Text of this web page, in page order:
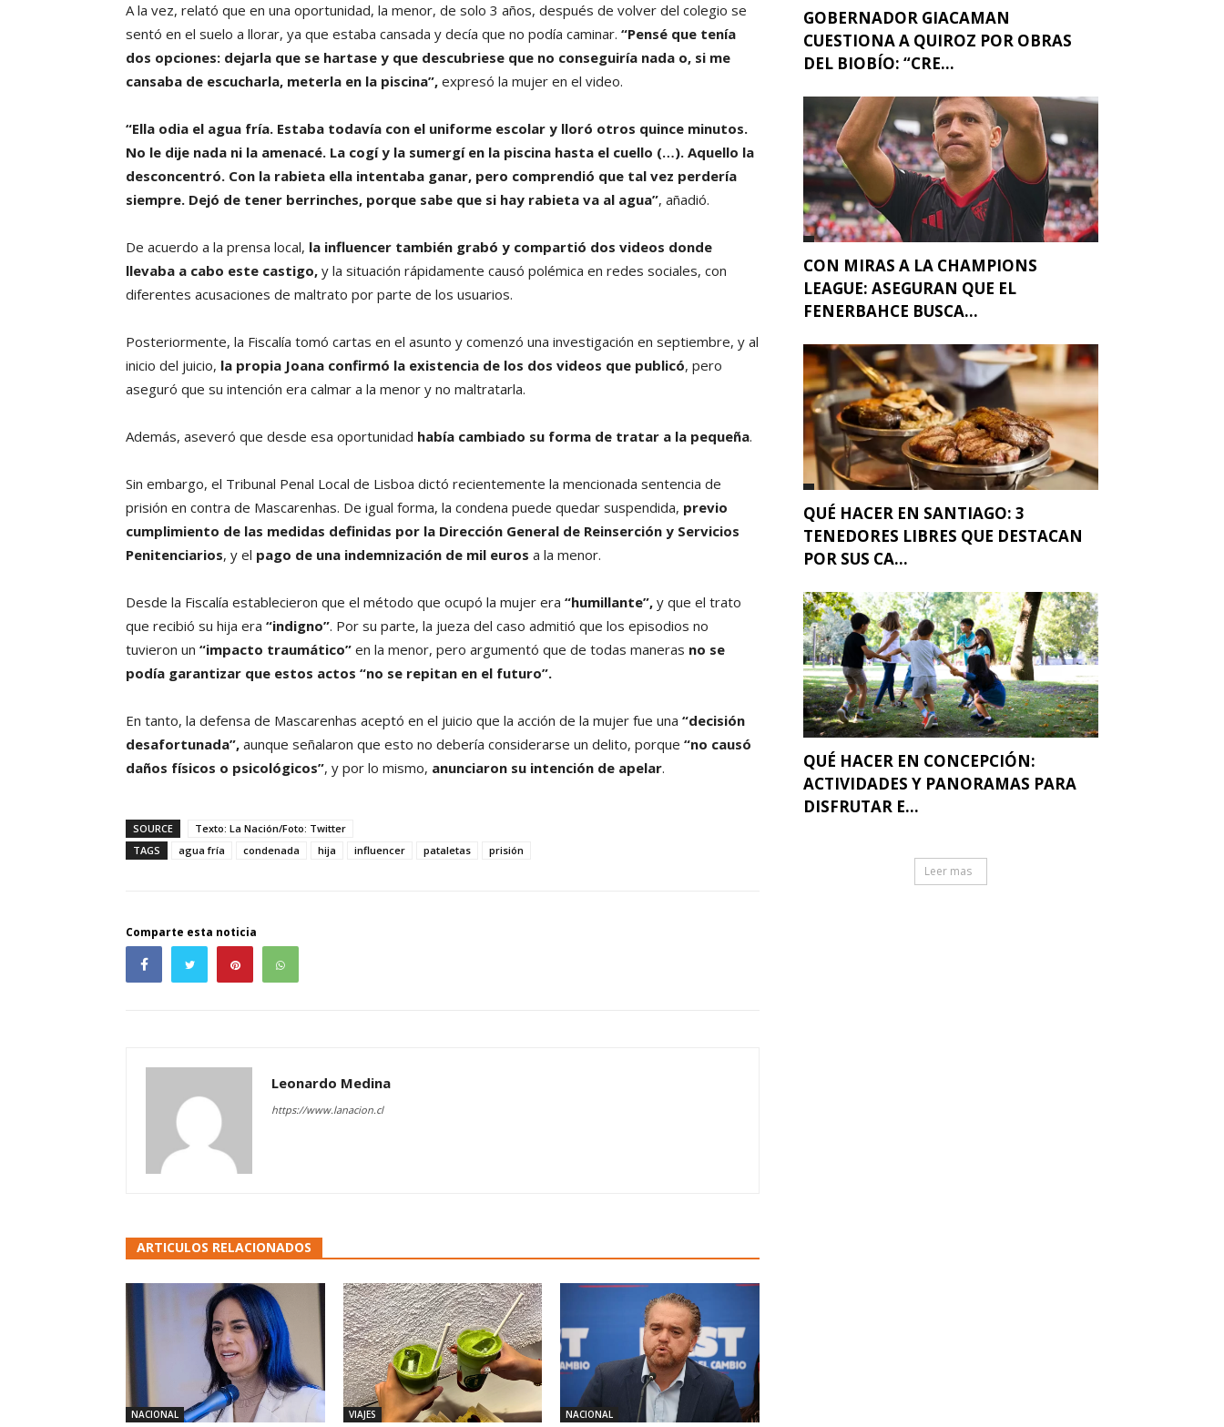
A la vez, relató que en una oportunidad, la menor, de solo 3 años, después de volver del colegio se
sentó en el suelo a llorar, ya que estaba cansada y decía que no podía caminar. “Pensé que tenía
dos opciones: dejarla que se hartase y que descubriese que no conseguiría nada o, si me
cansaba de escucharla, meterla en la piscina”, expresó la mujer en el video.
“Ella odia el agua fría. Estaba todavía con el uniforme escolar y lloró otros quince minutos.
No le dije nada ni la amenacé. La cogí y la sumergí en la piscina hasta el cuello (…). Aquello la
desconcentró. Con la rabieta ella intentaba ganar, pero comprendió que tal vez perdería
siempre. Dejó de tener berrinches, porque sabe que si hay rabieta va al agua”, añadió.
De acuerdo a la prensa local, la influencer también grabó y compartió dos videos donde
llevaba a cabo este castigo, y la situación rápidamente causó polémica en redes sociales, con
diferentes acusaciones de maltrato por parte de los usuarios.
Posteriormente, la Fiscalía tomó cartas en el asunto y comenzó una investigación en septiembre, y al
inicio del juicio, la propia Joana confirmó la existencia de los dos videos que publicó, pero
aseguró que su intención era calmar a la menor y no maltratarla.
Además, aseveró que desde esa oportunidad había cambiado su forma de tratar a la pequeña.
Sin embargo, el Tribunal Penal Local de Lisboa dictó recientemente la mencionada sentencia de
prisión en contra de Mascarenhas. De igual forma, la condena puede quedar suspendida, previo
cumplimiento de las medidas definidas por la Dirección General de Reinserción y Servicios
Penitenciarios, y el pago de una indemnización de mil euros a la menor.
Desde la Fiscalía establecieron que el método que ocupó la mujer era “humillante”, y que el trato
que recibió su hija era “indigno”. Por su parte, la jueza del caso admitió que los episodios no
tuvieron un “impacto traumático” en la menor, pero argumentó que de todas maneras no se
podía garantizar que estos actos “no se repitan en el futuro”.
En tanto, la defensa de Mascarenhas aceptó en el juicio que la acción de la mujer fue una “decisión
desafortunada”, aunque señalaron que esto no debería considerarse un delito, porque “no causó
daños físicos o psicológicos”, y por lo mismo, anunciaron su intención de apelar.
SOURCE
Texto: La Nación/Foto: Twitter
TAGS
agua fría condenada hija influencer pataletas prisión
Comparte esta noticia
Leonardo Medina
https://www.lanacion.cl
ARTICULOS RELACIONADOS
NACIONAL VIAJES NACIONAL
GOBERNADOR GIACAMAN
CUESTIONA A QUIROZ POR OBRAS
DEL BIOBÍO: “CRE...
CON MIRAS A LA CHAMPIONS
LEAGUE: ASEGURAN QUE EL
FENERBAHCE BUSCA...
QUÉ HACER EN SANTIAGO: 3
TENEDORES LIBRES QUE DESTACAN
POR SUS CA...
QUÉ HACER EN CONCEPCIÓN:
ACTIVIDADES Y PANORAMAS PARA
DISFRUTAR E...
Leer mas